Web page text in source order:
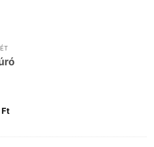
FtCurrent
is: